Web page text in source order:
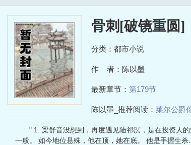
骨刺[破镜重圆]
分类：都市小说
作 者：陈以墨
最新章节： 第179节
陈以墨_推荐阅读： 莱尔公爵
" 1. 梁舒音没想到，再度遇见陆祁溟，是在投资人
一般。 如今地位悬殊，他在顶，她在底。 他是手握生杀..